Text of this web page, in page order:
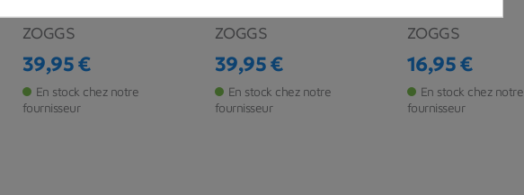
ZOGGS
Prix
39,95 €
En stock chez notre
fournisseur
ZOGGS
Prix
39,95 €
En stock chez notre
fournisseur
ZOGGS
Prix
16,95 €
En stock chez notre
fournisseur